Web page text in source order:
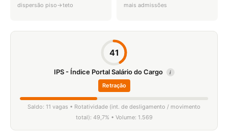
dispersão piso→teto mais admissões
41
IPS - Índice Portal Salário do Cargo i
Retração
Saldo: 11 vagas • Rotatividade (int. de desligamento / movimento
total): 49,7% • Volume: 1.569